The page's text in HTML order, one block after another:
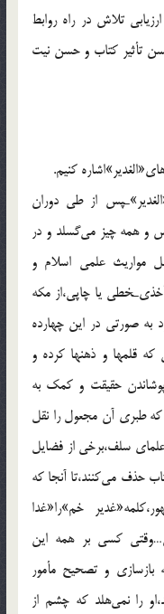
تلاش در راه روابط
تأثير كتاب و حسن نيت
كنيم.
از طى دوران
و همه چيز مى‌گسلد و در
مواريث علمى اسلام و
يا چاپى،از مكه
به صورتى در اين چهارده
كه قلمها و ذهنها كرده و
پوشاندن حقيقت و كمك به
كه طبرى آن مجعول را نقل
سلف،برخى از فضايل
حذف مى‌كنند،تا آنجا كه
خم»را«غدا
اين…وقتى كسى بر همه اين
بازسازى و تصحيح مأمور
را نمى‌هلد كه چشم از